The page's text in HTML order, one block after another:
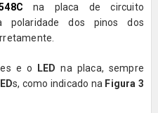
na placa de circuito
polaridade dos pinos dos
e o LED na placa, sempre
s, como indicado na Figura 3